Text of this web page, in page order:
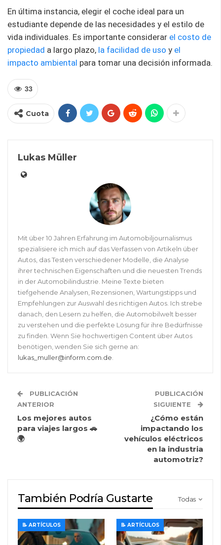
En última instancia, elegir el coche ideal para un
estudiante depende de las necesidades y el estilo de
vida individuales. Es importante considerar el costo de
propiedad a largo plazo, la facilidad de uso y el
impacto ambiental para tomar una decisión informada.
33
Cuota
Lukas Müller
Mit über 10 Jahren Erfahrung im Automobiljournalismus
spezialisiere ich mich auf das Verfassen von Artikeln über
Autos, das Testen verschiedener Modelle, die Analyse
ihrer technischen Eigenschaften und die neuesten Trends
in der Automobilindustrie. Meine Texte bieten
tiefgehende Analysen, Rezensionen, Wartungstipps und
Empfehlungen zur Auswahl des richtigen Autos. Ich strebe
danach, den Lesern zu helfen, die Automobilwelt besser
zu verstehen und die perfekte Lösung für ihre Bedürfnisse
zu finden. Wenn Sie hochwertigen Content über Autos
benötigen, wenden Sie sich gerne an:
lukas_muller@inform.com.de.
PUBLICACIÓN
ANTERIOR
Los mejores autos
para viajes largos 🚗
🌍
PUBLICACIÓN
SIGUIENTE
¿Cómo están
impactando los
vehículos eléctricos
en la industria
automotriz?
Todas
También Podría Gustarte
📝 ARTÍCULOS 📝 ARTÍCULOS